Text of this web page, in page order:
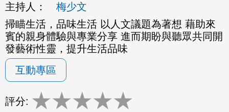
主持人：
梅少文
掃瞄生活，品味生活 以人文議題為著想 藉助來
賓的親身體驗與專業分享 進而期盼與聽眾共同開
發藝術性靈，提升生活品味
互動專區
評分: ★★★★★